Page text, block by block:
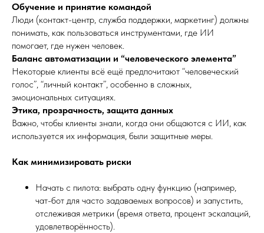
Обучение и принятие командой
Люди (контакт-центр, служба поддержки, маркетинг) должны
понимать, как пользоваться инструментами, где ИИ
помогает, где нужен человек.
Баланс автоматизации и “человеческого элемента”
Некоторые клиенты всё ещё предпочитают “человеческий
голос”, “личный контакт”, особенно в сложных,
эмоциональных ситуациях.
Этика, прозрачность, защита данных
Важно, чтобы клиенты знали, когда они общаются с ИИ, как
используется их информация, были защитные меры.
Как минимизировать риски
Начать с пилота: выбрать одну функцию (например,
чат-бот для часто задаваемых вопросов) и запустить,
отслеживая метрики (время ответа, процент эскалаций,
удовлетворённость).